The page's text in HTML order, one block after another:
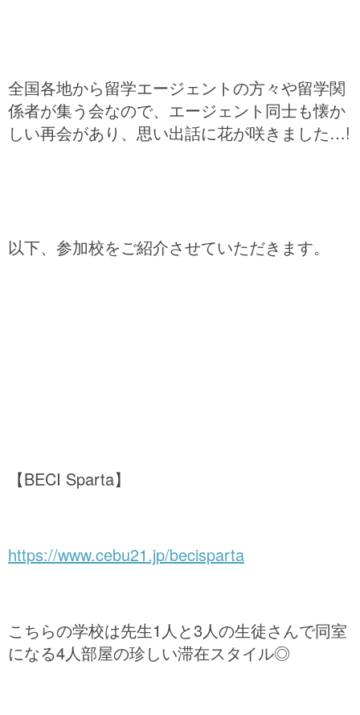
全国各地から留学エージェントの方々や留学関
係者が集う会なので、 エージェント同士も懐か
しい再会があり、思い出話に花が咲きました…!
以下、参加校をご紹介させていただきます。
【BECI Sparta】
https://www.cebu21.jp/becisparta
こちらの学校は先生1人と3人の生徒さんで同室
になる4人部屋の珍しい滞在スタイル◎